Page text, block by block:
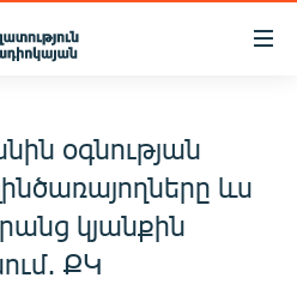
օգնության
ևս
կյանքին
ՔԿ